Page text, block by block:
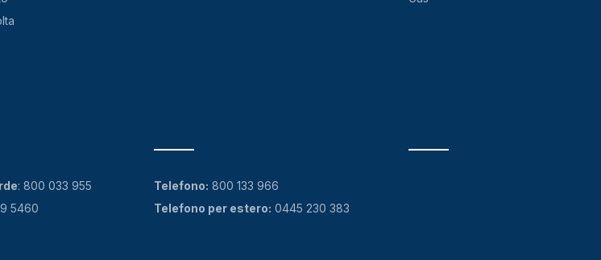
:800 033 955
5460
Telefono: 800 133 966
Telefono per estero: 0445 230 383